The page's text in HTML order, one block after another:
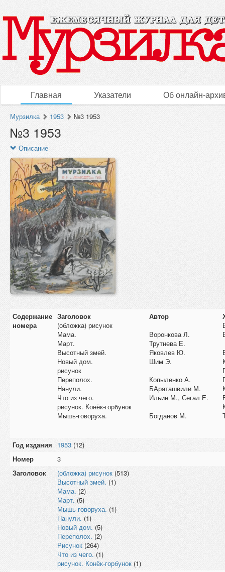
Главная Указатели Об онлайн-
Мурзилка 1953 №3 1953
№3 1953
Описание
Содержание
номера
Заголовок Автор
(обложка) рисунок
Мама.
Воронкова Л.
Март.
Трутнева Е.
Высотный змей.
Яковлев Ю.
Новый дом.
Шим Э.
рисунок
Переполох.
Копыленко А.
Нанули.
БАраташвили М.
Что из чего.
Ильин М., Сегал Е.
рисунок. Конёк-горбунок
Мышь-говоруха.
Богданов М.
Год издания 1953 (12)
Номер
3
Заголовок
(обложка) рисунок (513)
Высотный змей. (1)
Мама. (2)
Март. (5)
Мышь-говоруха. (1)
Нанули. (1)
Новый дом. (5)
Переполох. (2)
Рисунок (264)
Что из чего. (1)
рисунок. Конёк-горбунок (1)